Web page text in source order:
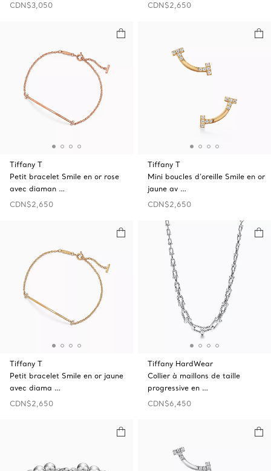
CDN$3,050
CDN$2,650
Tiffany T
Petit bracelet Smile en or rose
avec diaman …
CDN$2,650
Tiffany T
Mini boucles d’oreille Smile en or
jaune av …
CDN$2,650
Tiffany T
Petit bracelet Smile en or jaune
avec diama …
CDN$2,650
Tiffany HardWear
Collier à maillons de taille
progressive en …
CDN$6,450